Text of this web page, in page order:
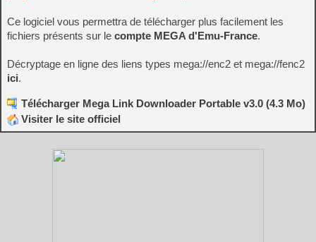
Ce logiciel vous permettra de télécharger plus facilement les
fichiers présents sur le compte MEGA d'Emu-France.
Décryptage en ligne des liens types mega://enc2 et mega://fenc2
ici.
Télécharger Mega Link Downloader Portable v3.0 (4.3 Mo)
Visiter le site officiel